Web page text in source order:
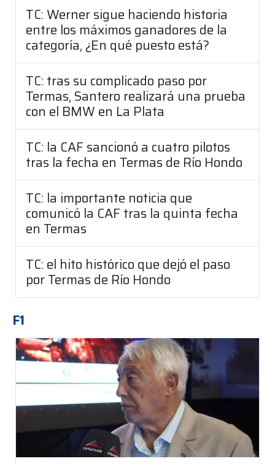
TC: Werner sigue haciendo historia
entre los máximos ganadores de la
categoría, ¿En qué puesto está?
TC: tras su complicado paso por
Termas, Santero realizará una prueba
con el BMW en La Plata
TC: la CAF sancionó a cuatro pilotos
tras la fecha en Termas de Río Hondo
TC: la importante noticia que
comunicó la CAF tras la quinta fecha
en Termas
TC: el hito histórico que dejó el paso
por Termas de Río Hondo
F1